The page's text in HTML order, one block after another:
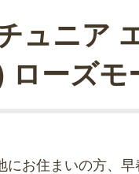
ュニア
ローズモ
にお住まいの方、